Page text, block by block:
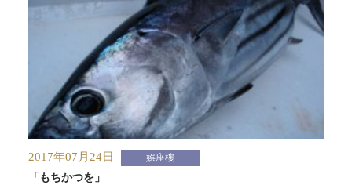
2017年07月24日 娯座樓
「もちかつを」